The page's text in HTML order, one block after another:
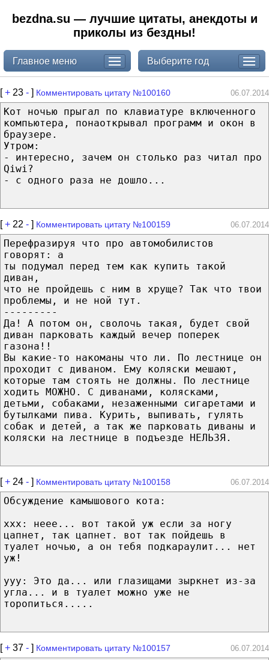
bezdna.su — лучшие цитаты, анекдоты и
приколы из бездны!
Главное меню Выберите год
[+ 23 - ] Комментировать цитату №100160 06.07.2014
Кот ночью прыгал по клавиатуре включенного
компьютера, понаоткрывал программ и окон в
браузере.
Утром:
- интересно, зачем он столько раз читал про
Qiwi?
- с одного раза не дошло...
[+ 22 - ] Комментировать цитату №100159 06.07.2014
Перефразируя что про автомобилистов
говорят: а
ты подумал перед тем как купить такой
диван,
что не пройдешь с ним в хруще? Так что твои
проблемы, и не ной тут.
---------
Да! А потом он, сволочь такая, будет свой
диван парковать каждый вечер поперек
газона!!
Вы какие-то накоманы что ли. По лестнице он
проходит с диваном. Ему коляски мешают,
которые там стоять не должны. По лестнице
ходить МОЖНО. С диванами, колясками,
детьми, собаками, незаженными сигаретами и
бутылками пива. Курить, выпивать, гулять
собак и детей, а так же парковать диваны и
коляски на лестнице в подъезде НЕЛЬЗЯ.
[+ 24 - ] Комментировать цитату №100158 06.07.2014
Обсуждение камышового кота:
xxx: неее... вот такой уж если за ногу
цапнет, так цапнет. вот так пойдешь в
туалет ночью, а он тебя подкараулит... нет
уж!
yyy: Это да... или глазищами зыркнет из-за
угла... и в туалет можно уже не
торопиться.....
[+ 37 - ] Комментировать цитату №100157 06.07.2014